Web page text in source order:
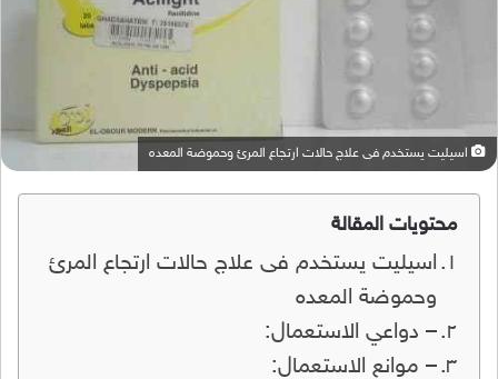
اسيليت يستخدم فى علاج حالات ارتجاع المرئ وحموضة المعده
محتويات المقالة
اسيليت يستخدم فى علاج حالات ارتجاع المرئ
وحموضة المعده
– دواعي الاستعمال:
– موانع الاستعمال: